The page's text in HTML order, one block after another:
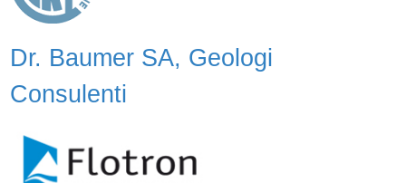
Dr. Baumer SA, Geologi
Consulenti